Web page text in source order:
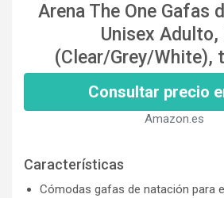
Arena The One Gafas
Unisex Adulto,
(Clear/Grey/White),
Consultar precio
Amazon.es
Características
Cómodas gafas de natación para